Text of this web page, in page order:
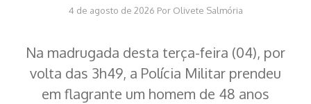
4 de agosto de 2026 Por Olivete Salmória
Na madrugada desta terça-feira (04), por
volta das 3h49, a Polícia Militar prendeu
em flagrante um homem de 48 anos